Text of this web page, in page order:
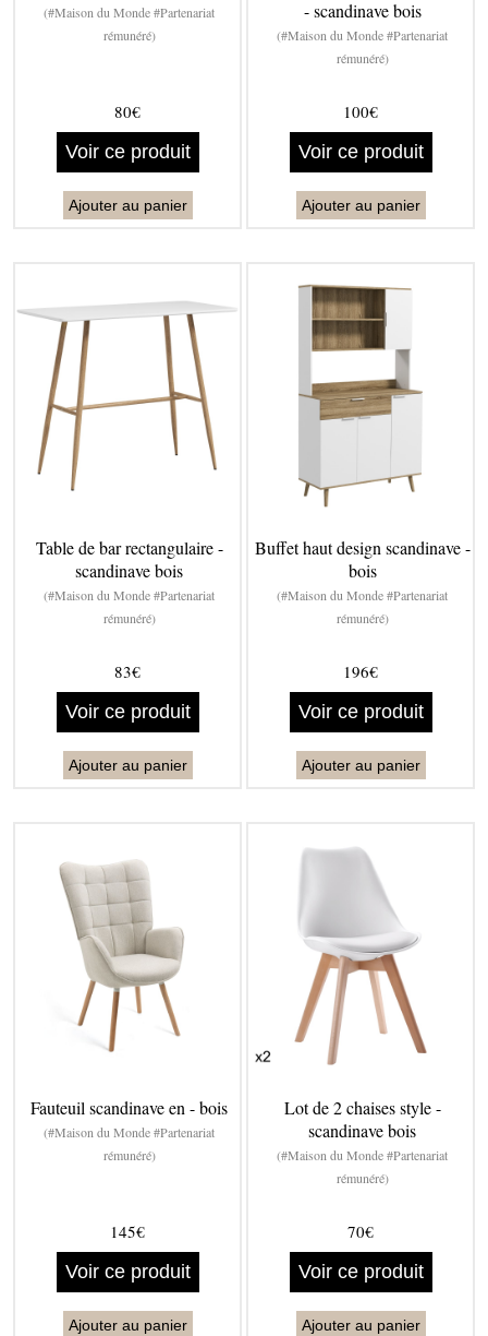
(#Maison du Monde #Partenariat
rémunéré)
80€
Voir ce produit
Ajouter au panier
- scandinave bois
(#Maison du Monde #Partenariat
rémunéré)
100€
Voir ce produit
Ajouter au panier
Table de bar rectangulaire -
scandinave bois
(#Maison du Monde #Partenariat
rémunéré)
83€
Voir ce produit
Ajouter au panier
Buffet haut design scandinave -
bois
(#Maison du Monde #Partenariat
rémunéré)
196€
Voir ce produit
Ajouter au panier
Fauteuil scandinave en - bois
(#Maison du Monde #Partenariat
rémunéré)
145€
Voir ce produit
Ajouter au panier
Lot de 2 chaises style -
scandinave bois
(#Maison du Monde #Partenariat
rémunéré)
70€
Voir ce produit
Ajouter au panier